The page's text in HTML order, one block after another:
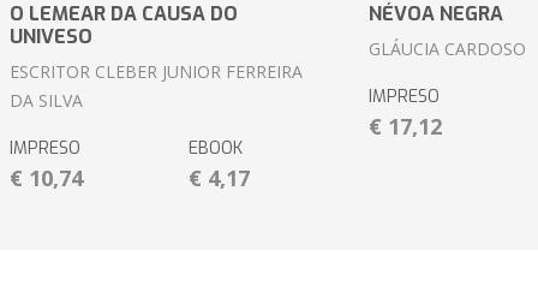
O LEMEAR DA CAUSA DO
UNIVESO
ESCRITOR CLEBER JUNIOR FERREIRA
DA SILVA
IMPRESO
€ 10,74
EBOOK
€ 4,17
NÉVOA NEGRA
GLÁUCIA CARDOSO
IMPRESO
€ 17,12